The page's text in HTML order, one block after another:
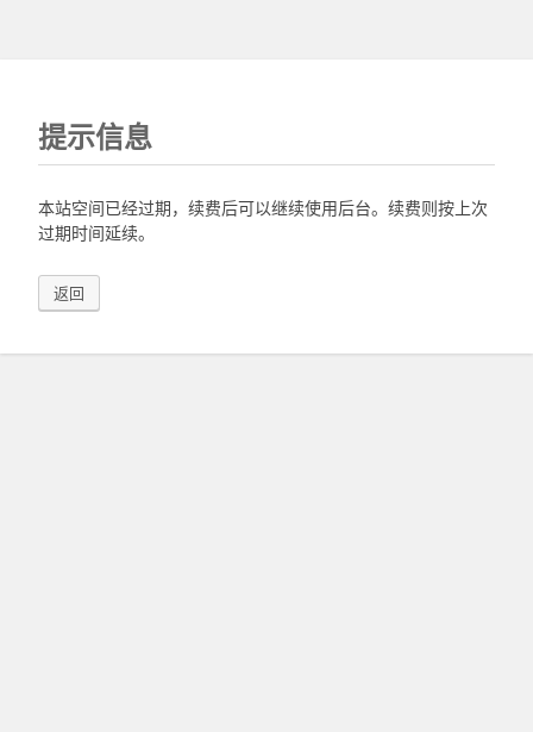
提示信息
本站空间已经过期，续费后可以继续使用后台。续费则按上次
过期时间延续。
返回